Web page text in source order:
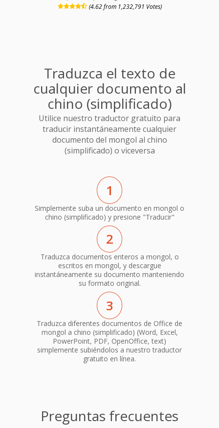
(4.62 from 1,232,791 Votes)
Traduzca el texto de
cualquier documento al
chino (simplificado)
Utilice nuestro traductor gratuito para
traducir instantáneamente cualquier
documento del mongol al chino
(simplificado) o viceversa
1
Simplemente suba un documento en mongol o
chino (simplificado) y presione "Traducir"
2
Traduzca documentos enteros a mongol, o
escritos en mongol, y descargue
instantáneamente su documento manteniendo
su formato original.
3
Traduzca diferentes documentos de Office de
mongol a chino (simplificado) (Word, Excel,
PowerPoint, PDF, OpenOffice, text)
simplemente subiéndolos a nuestro traductor
gratuito en línea.
Preguntas frecuentes